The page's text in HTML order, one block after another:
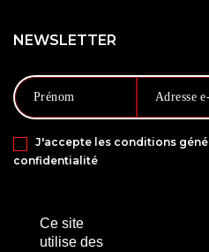
NEWSLETTER
J'accepte les conditions
confidentialité
PAIEMENT SÉCURISÉ VIA
Ce site
utilise des